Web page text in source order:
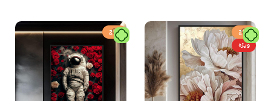
حراج
ویژه
حراج